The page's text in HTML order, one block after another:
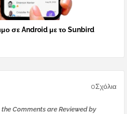
σε Android με το Sunbird
0Σχόλια
Comments are Reviewed by